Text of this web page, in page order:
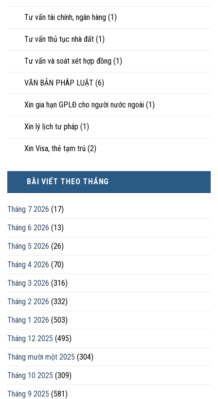
Tư vấn tài chính, ngân hàng (1)
Tư vấn thủ tục nhà đất (1)
Tư vấn và soát xét hợp đồng (1)
VĂN BẢN PHÁP LUẬT (6)
Xin gia hạn GPLĐ cho người nước ngoài (1)
Xin lý lịch tư pháp (1)
Xin Visa, thẻ tạm trú (2)
BÀI VIẾT THEO THÁNG
Tháng 7 2026 (17)
Tháng 6 2026 (13)
Tháng 5 2026 (26)
Tháng 4 2026 (70)
Tháng 3 2026 (316)
Tháng 2 2026 (332)
Tháng 1 2026 (503)
Tháng 12 2025 (495)
Tháng mười một 2025 (304)
Tháng 10 2025 (309)
Tháng 9 2025 (581)